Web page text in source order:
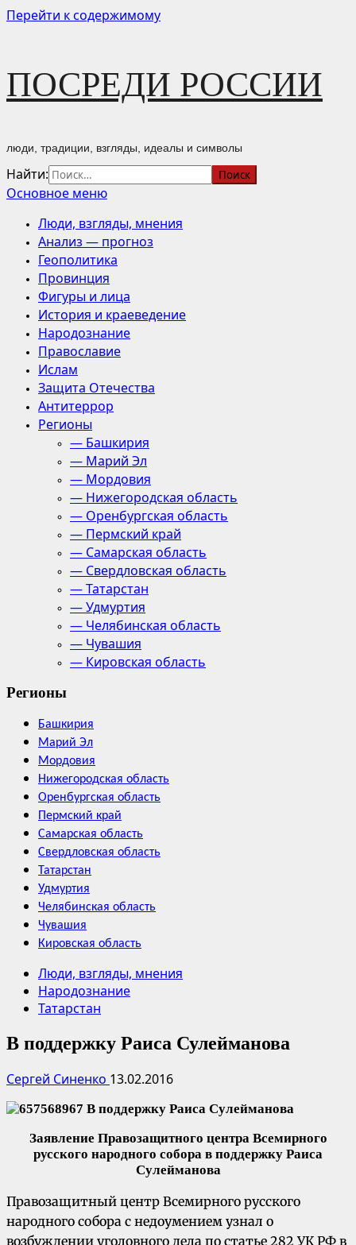
Перейти к содержимому
ПОСРЕДИ РОССИИ
люди, традиции, взгляды, идеалы и символы
Найти:
Основное меню
Люди, взгляды, мнения
Анализ — прогноз
Геополитика
Провинция
Фигуры и лица
История и краеведение
Народознание
Православие
Ислам
Защита Отечества
Антитеррор
Регионы
— Башкирия
— Марий Эл
— Мордовия
— Нижегородская область
— Оренбургская область
— Пермский край
— Самарская область
— Свердловская область
— Татарстан
— Удмуртия
— Челябинская область
— Чувашия
— Кировская область
Регионы
Башкирия
Марий Эл
Мордовия
Нижегородская область
Оренбургская область
Пермский край
Самарская область
Свердловская область
Татарстан
Удмуртия
Челябинская область
Чувашия
Кировская область
Люди, взгляды, мнения
Народознание
Татарстан
В поддержку Раиса Сулейманова
Сергей Синенко 13.02.2016
Заявление Правозащитного центра Всемирного
русского народного собора в поддержку Раиса
Сулейманова
Правозащитный центр Всемирного русского
народного собора с недоумением узнал о
возбуждении уголовного дела по статье 282 УК РФ в